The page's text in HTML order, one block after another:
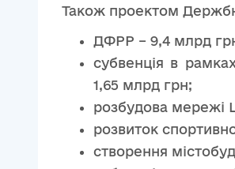
Також проектом
ДФРР – 9,4 млрд
субвенція в
1,65 млрд грн;
розбудова мережі
розвиток
створення